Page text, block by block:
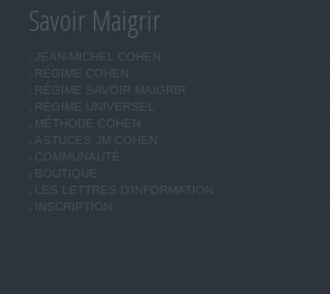
Savoir Maigrir
JEAN-MICHEL COHEN
RÉGIME COHEN
RÉGIME SAVOIR MAIGRIR
RÉGIME UNIVERSEL
ASTUCES JM COHEN
COMMUNAUTÉ
LES LETTRES D'INFORMATION
INSCRIPTION